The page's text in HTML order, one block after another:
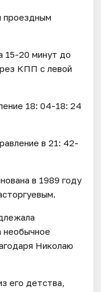
проездным
15-20 минут до
КПП с левой
18: 04-18: 24
в 21: 42-
в 1989 году
необычное
Николаю
его детства,